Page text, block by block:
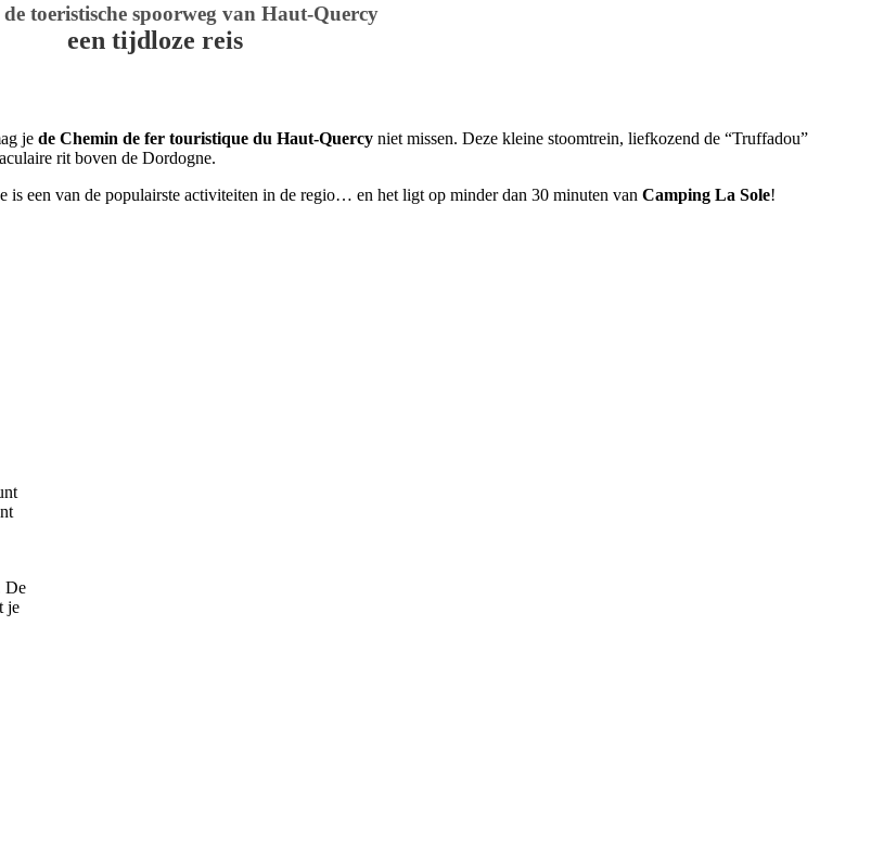
toeristische spoorweg van Haut-Quercy
een tijdloze reis
je de Chemin de fer touristique du Haut-Quercy niet missen. Deze kleine stoomtrein, liefkozend de “Truffadou”
rit boven de Dordogne.
een van de populairste activiteiten in de regio… en het ligt op minder dan 30 minuten van Camping La Sole!
De
je